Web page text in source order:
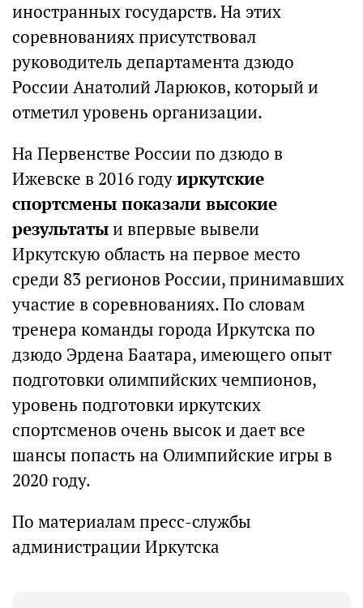
иностранных государств. На этих
соревнованиях присутствовал
руководитель департамента дзюдо
России Анатолий Ларюков, который и
отметил уровень организации.
На Первенстве России по дзюдо в
Ижевске в 2016 годуиркутские
спортсмены показали высокие
результатыи впервые вывели
Иркутскую область на первое место
среди 83 регионов России, принимавших
участие в соревнованиях. По словам
тренера команды города Иркутска по
дзюдо Эрдена Баатара, имеющего опыт
подготовки олимпийских чемпионов,
уровень подготовки иркутских
спортсменов очень высок и дает все
шансы попасть на Олимпийские игры в
2020 году.
По материалам пресс-службы
администрации Иркутска